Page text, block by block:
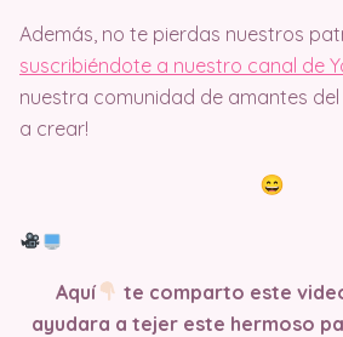
Además, no te pierdas nuestros
suscribiéndote a nuestro canal de
nuestra comunidad de amantes
a crear!
Aquí
te comparto este
ayudara a tejer este hermoso